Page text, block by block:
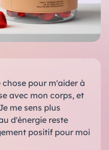
chose pour m'aider à
avec mon corps, et
me sens plus
d'énergie reste
positif pour moi